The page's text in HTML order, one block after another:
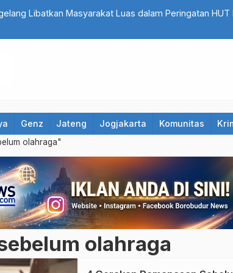
Libatkan Masyarakat Luas dalam Peringatan HUT
Genz Jateng Jogjakarta Komunitas
olahraga"
olahraga